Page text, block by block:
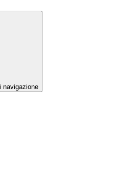
navigazione